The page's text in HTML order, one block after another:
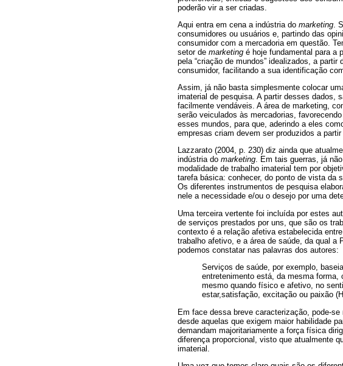
poderão vir a ser criadas.
Aqui entra em cena a indústria do marketing.
consumidores ou usuários e, partindo das
consumidor com a mercadoria em questão.
setor de marketing é hoje fundamental para a
pela “criação de mundos” idealizados, a
consumidor, facilitando a sua identificação
Assim, já não basta simplesmente colocar
imaterial de pesquisa. A partir desses dados,
facilmente vendáveis. A área de marketing,
serão veiculados às mercadorias,
esses mundos, para que, aderindo a eles
empresas criam devem ser produzidos a
Lazzarato (2004, p. 230) diz ainda que
indústria do marketing. Em tais guerras, já
modalidade de trabalho imaterial tem por
tarefa básica: conhecer, do ponto de vista da
Os diferentes instrumentos de pesquisa
nele a necessidade e/ou o desejo por uma
Uma terceira vertente foi incluída por estes
de serviços prestados por uns, que são os
contexto é a relação afetiva estabelecida
trabalho afetivo, e a área de saúde, da qual
podemos constatar nas palavras dos autores:
Serviços de saúde, por exemplo,
entretenimento está, da mesma
mesmo quando físico e afetivo, no
estar,satisfação, excitação ou paixão
Em face dessa breve caracterização, pode-
desde aquelas que exigem maior habilidade
demandam majoritariamente a força física
diferença proporcional, visto que atualmente
imaterial.